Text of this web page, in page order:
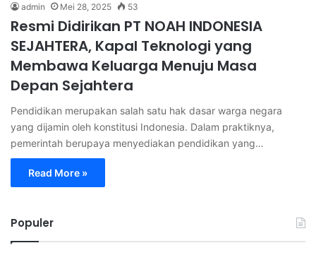
admin Mei 28, 2025 53
Resmi Didirikan PT NOAH INDONESIA
SEJAHTERA, Kapal Teknologi yang
Membawa Keluarga Menuju Masa
Depan Sejahtera
Pendidikan merupakan salah satu hak dasar warga negara
yang dijamin oleh konstitusi Indonesia. Dalam praktiknya,
pemerintah berupaya menyediakan pendidikan yang…
Read More »
Populer